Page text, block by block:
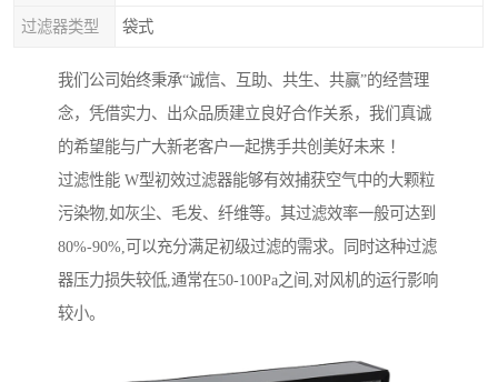
过滤器类型 袋式
我们公司始终秉承“诚信、互助、共生、共赢”的经营理
念，凭借实力、出众品质建立良好合作关系，我们真诚
的希望能与广大新老客户一起携手共创美好未来 ！
过滤性能 W型初效过滤器能够有效捕获空气中的大颗粒
污染物,如灰尘、毛发、纤维等。其过滤效率一般可达到
80%-90%,可以充分满足初级过滤的需求。同时这种过滤
器压力损失较低,通常在50-100Pa之间,对风机的运行影响
较小。